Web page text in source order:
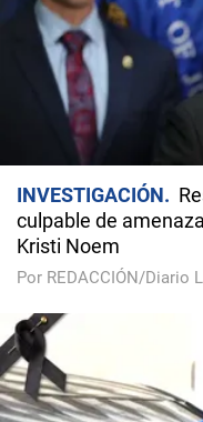
INVESTIGACIÓN
culpable de
Kristi Noem
Por REDACCIÓN/Diario